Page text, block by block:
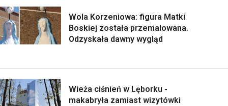
Wola Korzeniowa: figura Matki
Boskiej została przemalowana.
Odzyskała dawny wygląd
Wieża ciśnień w Lęborku -
makabryła zamiast wizytówki